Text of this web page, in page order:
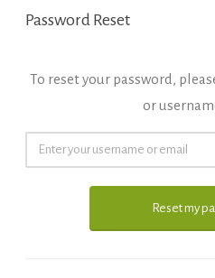
Password Reset
To reset your password,
or